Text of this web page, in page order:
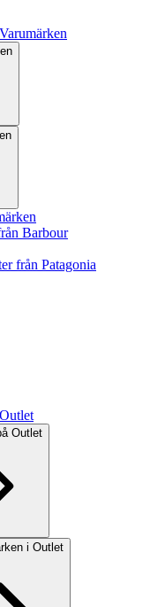
Barbour
från Patagonia
Outlet
i Outlet